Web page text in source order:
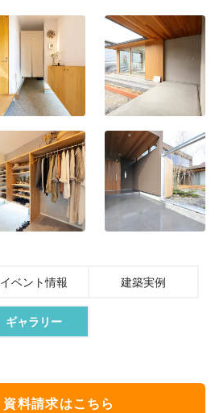
イベント情報 建築実例
ギャラリー
資料請求はこちら